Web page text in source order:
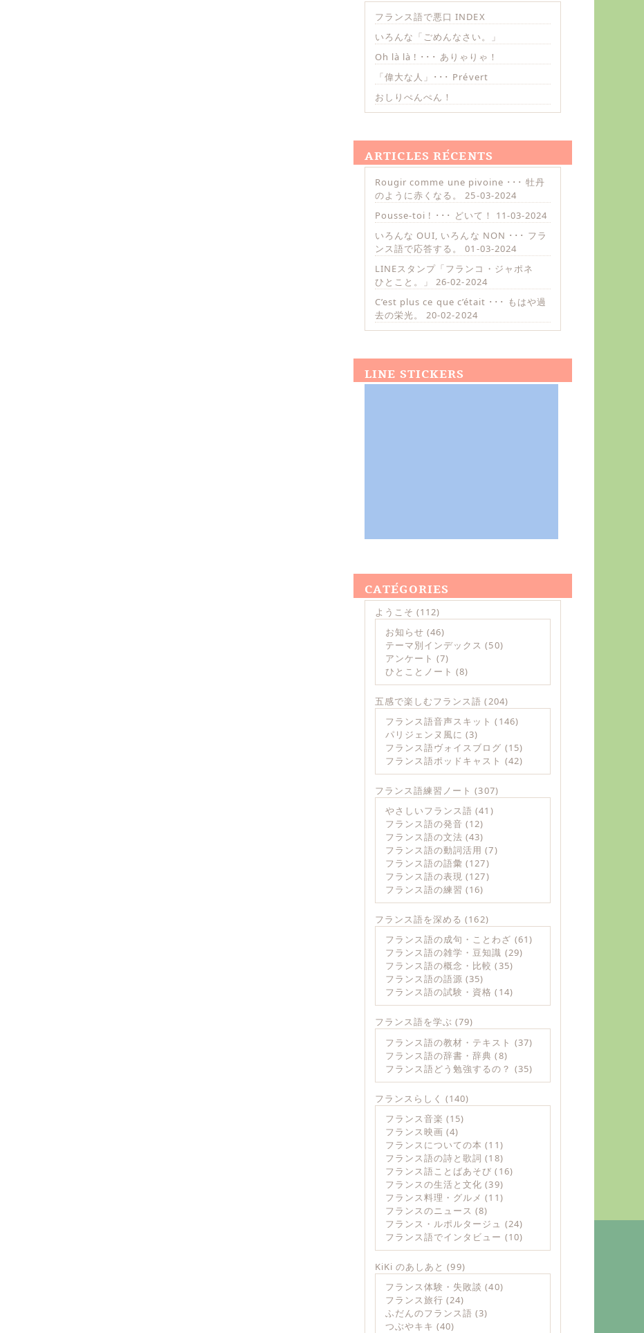
フランス語で悪口 INDEX
いろんな「ごめんなさい。」
Oh là là ! ･･･ ありゃりゃ！
「偉大な人」･･･ Prévert
おしりぺんぺん！
ARTICLES RÉCENTS
Rougir comme une pivoine ･･･ 牡丹
のように赤くなる。
25-03-2024
Pousse-toi ! ･･･ どいて！
11-03-2024
いろんな OUI, いろんな NON ･･･ フラ
ンス語で応答する。
01-03-2024
LINEスタンプ「フランコ・ジャポネ
ひとこと。」
26-02-2024
C’est plus ce que c’était ･･･ もはや過
去の栄光。
20-02-2024
LINE STICKERS
CATÉGORIES
ようこそ (112)
お知らせ (46)
テーマ別インデックス (50)
アンケート (7)
ひとことノート (8)
五感で楽しむフランス語 (204)
フランス語音声スキット (146)
パリジェンヌ風に (3)
フランス語ヴォイスブログ (15)
フランス語ポッドキャスト (42)
フランス語練習ノート (307)
やさしいフランス語 (41)
フランス語の発音 (12)
フランス語の文法 (43)
フランス語の動詞活用 (7)
フランス語の語彙 (127)
フランス語の表現 (127)
フランス語の練習 (16)
フランス語を深める (162)
フランス語の成句・ことわざ (61)
フランス語の雑学・豆知識 (29)
フランス語の概念・比較 (35)
フランス語の語源 (35)
フランス語の試験・資格 (14)
フランス語を学ぶ (79)
フランス語の教材・テキスト (37)
フランス語の辞書・辞典 (8)
フランス語どう勉強するの？ (35)
フランスらしく (140)
フランス音楽 (15)
フランス映画 (4)
フランスについての本 (11)
フランス語の詩と歌詞 (18)
フランス語ことばあそび (16)
フランスの生活と文化 (39)
フランス料理・グルメ (11)
フランスのニュース (8)
フランス・ルポルタージュ (24)
フランス語でインタビュー (10)
KiKi のあしあと (99)
フランス体験・失敗談 (40)
フランス旅行 (24)
ふだんのフランス語 (3)
つぶやキキ (40)